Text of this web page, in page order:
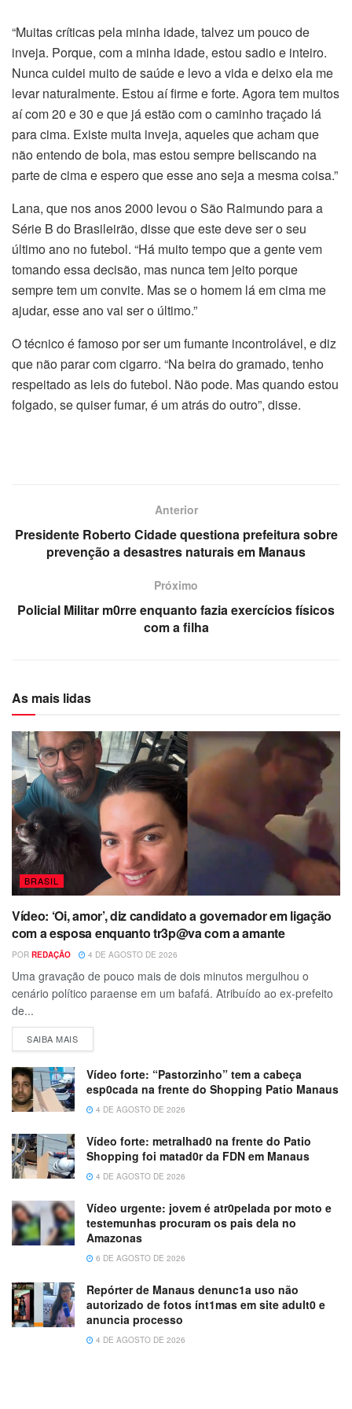
“Muitas críticas pela minha idade, talvez um pouco de
inveja. Porque, com a minha idade, estou sadio e inteiro.
Nunca cuidei muito de saúde e levo a vida e deixo ela me
levar naturalmente. Estou aí firme e forte. Agora tem muitos
aí com 20 e 30 e que já estão com o caminho traçado lá
para cima. Existe muita inveja, aqueles que acham que
não entendo de bola, mas estou sempre beliscando na
parte de cima e espero que esse ano seja a mesma coisa.”
Lana, que nos anos 2000 levou o São Raimundo para a
Série B do Brasileirão, disse que este deve ser o seu
último ano no futebol. “Há muito tempo que a gente vem
tomando essa decisão, mas nunca tem jeito porque
sempre tem um convite. Mas se o homem lá em cima me
ajudar, esse ano vai ser o último.”
O técnico é famoso por ser um fumante incontrolável, e diz
que não parar com cigarro. “Na beira do gramado, tenho
respeitado as leis do futebol. Não pode. Mas quando estou
folgado, se quiser fumar, é um atrás do outro”, disse.
Anterior
Presidente Roberto Cidade questiona prefeitura sobre
prevenção a desastres naturais em Manaus
Próximo
Policial Militar m0rre enquanto fazia exercícios físicos
com a filha
As mais lidas
BRASIL
Vídeo: ‘Oi, amor’, diz candidato a governador em ligação
com a esposa enquanto tr3p@va com a amante
POR REDAÇÃO 4 DE AGOSTO DE 2026
Uma gravação de pouco mais de dois minutos mergulhou o
cenário político paraense em um bafafá. Atribuído ao ex-prefeito
de...
SAIBA MAIS
Vídeo forte: “Pastorzinho” tem a cabeça
esp0cada na frente do Shopping Patio Manaus
4 DE AGOSTO DE 2026
Vídeo forte: metralhad0 na frente do Patio
Shopping foi matad0r da FDN em Manaus
4 DE AGOSTO DE 2026
Vídeo urgente: jovem é atr0pelada por moto e
testemunhas procuram os pais dela no
Amazonas
6 DE AGOSTO DE 2026
Repórter de Manaus denunc1a uso não
autorizado de fotos ínt1mas em site adult0 e
anuncia processo
4 DE AGOSTO DE 2026